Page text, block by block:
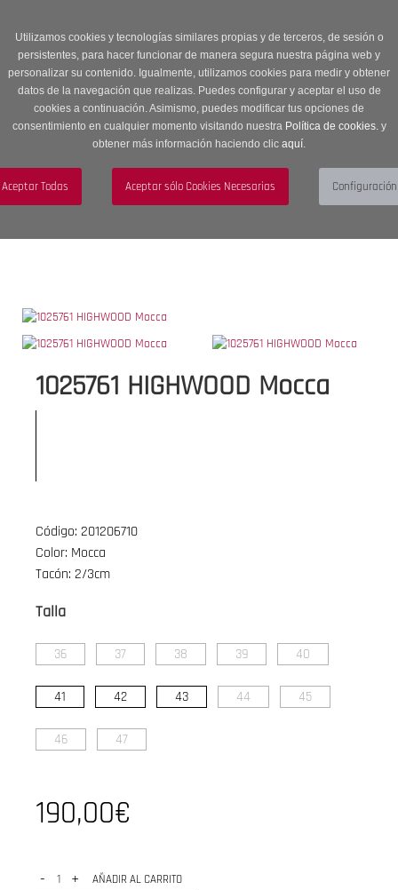
Utilizamos cookies y tecnologías similares propias y de terceros, de sesión o
persistentes, para hacer funcionar de manera segura nuestra página web y
personalizar su contenido. Igualmente, utilizamos cookies para medir y obtener
datos de la navegación que realizas. Puedes configurar y aceptar el uso de
cookies a continuación. Asimismo, puedes modificar tus opciones de
consentimiento en cualquier momento visitando nuestra Política de cookies.y
obtener más información haciendo clic aquí.
descuento en Sección OUTLET con código OUTLET20
navigation
Menú
1025761 HIGHWOOD Mocca
Código: 201206710
Color: Mocca
Tacón: 2/3cm
Talla
36 37 38 39 40
41 42 43 44 45
46 47
190,00€
- + AÑADIR AL CARRITO